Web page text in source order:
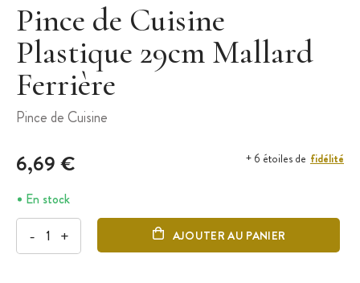
Pince de Cuisine
Plastique 29cm Mallard
Ferrière
Pince de Cuisine
6,69 € + 6 étoiles de fidélité
En stock
- + AJOUTER AU PANIER